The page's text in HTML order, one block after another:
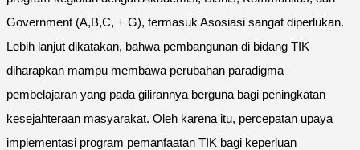
Government (A,B,C, + G), termasuk Asosiasi sangat diperlukan.
Lebih lanjut dikatakan, bahwa pembangunan di bidang TIK
diharapkan mampu membawa perubahan paradigma
pembelajaran yang pada gilirannya berguna bagi peningkatan
kesejahteraan masyarakat. Oleh karena itu, percepatan upaya
implementasi program pemanfaatan TIK bagi keperluan